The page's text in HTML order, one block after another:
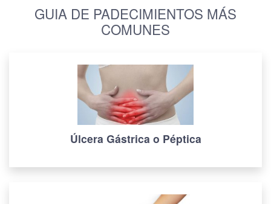
GUIA DE PADECIMIENTOS MÁS
COMUNES
Úlcera Gástrica o Péptica